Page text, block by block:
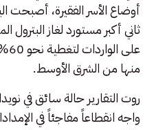
أوضاع الأسر الفقيرة، أصبحت
ثاني أكبر مستورد لغاز
منها من الشرق الأوسط.
روت التقارير حالة سائق في
واجه انقطاعاً مفاجئاً في